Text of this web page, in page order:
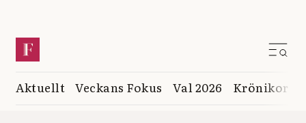
Aktuellt Veckans Fokus Val 2026 Krönikor